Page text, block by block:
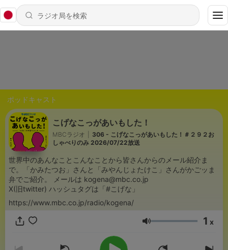
ポッドキャスト
こげなこっがあいもした！
MBCラジオ
306 - こげなこっがあいもした！＃２９２お
しゃべりのみ 2026/07/22放送
世界中のあんなことこんなことから皆さんからのメール紹介ま
で。「かみたつお」さんと「みやんじょたけこ」さんがかごッま
弁でご紹介。 メールは kogena@mbc.co.jp
X(旧twitter) ハッシュタグは「#こげな」
https://www.mbc.co.jp/radio/kogena/
音量 1 x